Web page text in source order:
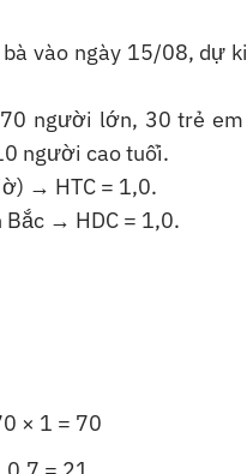
bà vào ngày 15/08, dự
người lớn, 30 trẻ em
người cao tuổi.
→ HTC = 1,0.
Bắc → HDC = 1,0.
× 1 = 70